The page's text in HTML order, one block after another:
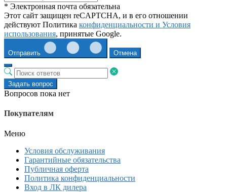
* Электронная почта обязательна
Этот сайт защищен reCAPTCHA, и в его отношении
действуют Политика конфиденциальности и Условия
использования, принятые Google.
Отправить Отмена
Задать вопрос
Вопросов пока нет
Покупателям
Меню
Условия обслуживания
Гарантийные обязательства
Публичная оферта
Политика конфиденциальности
Вход в ЛК дилера